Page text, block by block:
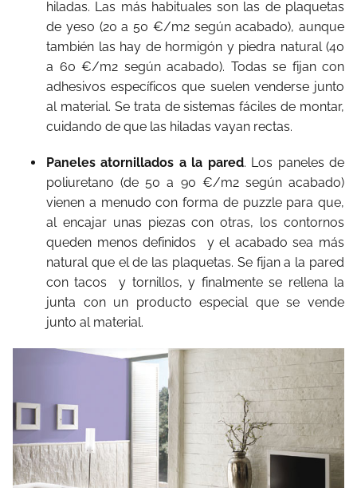
hiladas. Las más habituales son las de plaquetas
de yeso (20 a 50 €/m2 según acabado), aunque
también las hay de hormigón y piedra natural (40
a 60 €/m2 según acabado). Todas se fijan con
adhesivos específicos que suelen venderse junto
al material. Se trata de sistemas fáciles de montar,
cuidando de que las hiladas vayan rectas.
Paneles atornillados a la pared. Los paneles de
poliuretano (de 50 a 90 €/m2 según acabado)
vienen a menudo con forma de puzzle para que,
al encajar unas piezas con otras, los contornos
queden menos definidos y el acabado sea más
natural que el de las plaquetas. Se fijan a la pared
con tacos y tornillos, y finalmente se rellena la
junta con un producto especial que se vende
junto al material.